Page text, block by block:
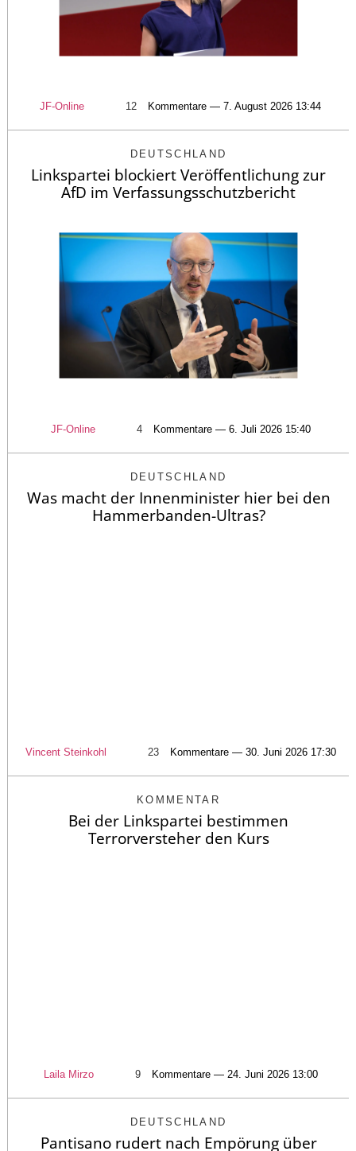
JF-Online 12 Kommentare — 7. August 2026 13:44
DEUTSCHLAND
Linkspartei blockiert Veröffentlichung zur
AfD im Verfassungsschutzbericht
JF-Online 4 Kommentare — 6. Juli 2026 15:40
DEUTSCHLAND
Was macht der Innenminister hier bei den
Hammerbanden-Ultras?
Vincent Steinkohl 23 Kommentare — 30. Juni 2026 17:30
KOMMENTAR
Bei der Linkspartei bestimmen
Terrorversteher den Kurs
Laila Mirzo 9 Kommentare — 24. Juni 2026 13:00
DEUTSCHLAND
Pantisano rudert nach Empörung über